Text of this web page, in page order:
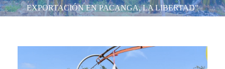
EXPORTACIÓN EN PACANGA, LA LIBERTAD"
un_pueblo_un_producto_2.jpg